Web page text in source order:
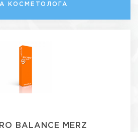
КОСМЕТОЛОГА
BALANCE MERZ